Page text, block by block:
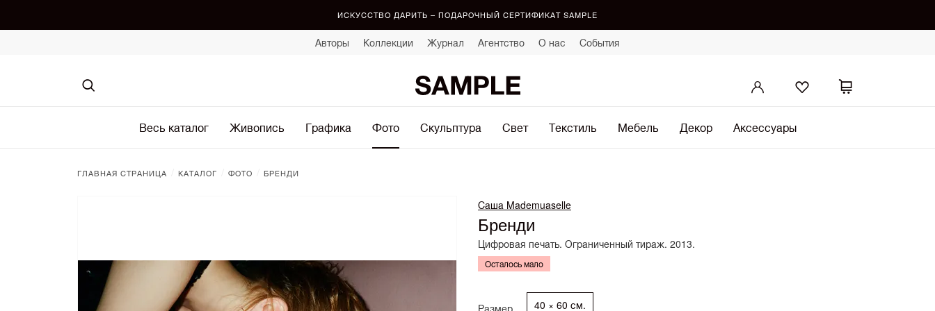
ИСКУССТВО ДАРИТЬ – ПОДАРОЧНЫЙ СЕРТИФИКАТ SAMPLE
Авторы Коллекции Журнал Агентство О нас События
Весь каталог Живопись Графика Фото Скульптура Свет Текстиль Мебель Декор Аксессуары
ГЛАВНАЯ СТРАНИЦА КАТАЛОГ ФОТО БРЕНДИ
Саша Mademuaselle
Бренди
Цифровая печать. Ограниченный тираж. 2013.
Осталось мало
Размер 40 × 60 см.